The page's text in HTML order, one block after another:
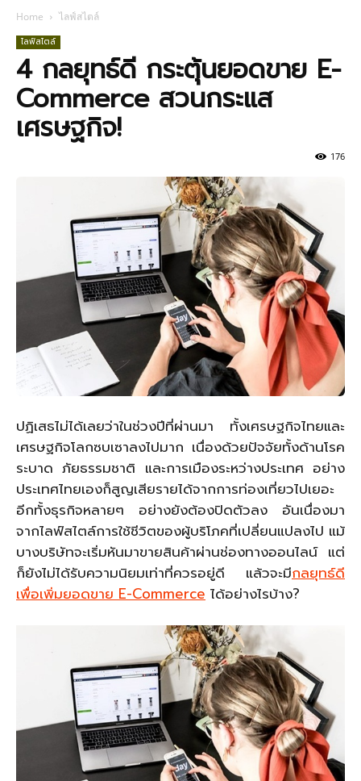
Home ไลฟ์สไตล์
ไลฟ์สไตล์
4 กลยุทธ์ดี กระตุ้นยอดขาย E-
Commerce สวนกระแส
เศรษฐกิจ!
176
ปฏิเสธไม่ได้เลยว่าในช่วงปีที่ผ่านมา ทั้งเศรษฐกิจไทยและ
เศรษฐกิจโลกซบเซาลงไปมาก เนื่องด้วยปัจจัยทั้งด้านโรค
ระบาด ภัยธรรมชาติ และการเมืองระหว่างประเทศ อย่าง
ประเทศไทยเองก็สูญเสียรายได้จากการท่องเที่ยวไปเยอะ
อีกทั้งธุรกิจหลายๆ อย่างยังต้องปิดตัวลง อันเนื่องมา
จากไลฟ์สไตล์การใช้ชีวิตของผู้บริโภคที่เปลี่ยนแปลงไป แม้
บางบริษัทจะเริ่มหันมาขายสินค้าผ่านช่องทางออนไลน์ แต่
ก็ยังไม่ได้รับความนิยมเท่าที่ควรอยู่ดี แล้วจะมีกลยุทธ์ดี
เพื่อเพิ่มยอดขาย E-Commerce ได้อย่างไรบ้าง?